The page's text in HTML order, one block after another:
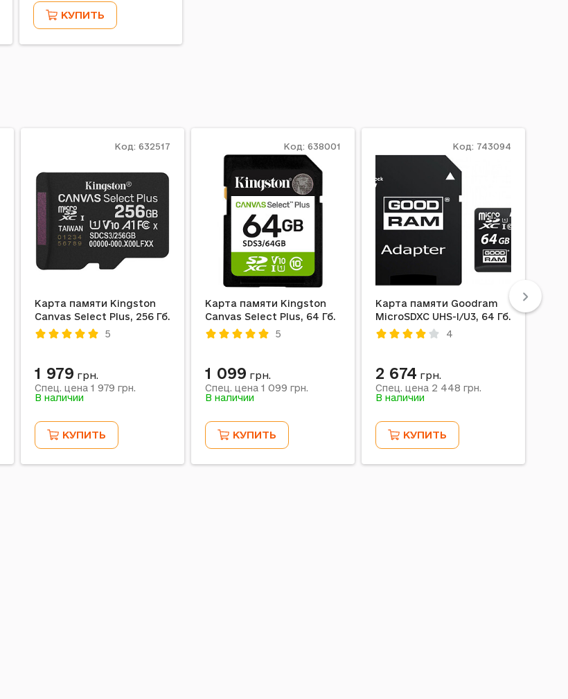
КУПИТЬ
Карта памяти Kingston
Canvas Select Plus, 256 Гб.
5
Код: 632517
1 979 грн.
Спец. цена 1 979 грн.
В наличии
КУПИТЬ
Карта памяти Kingston
Canvas Select Plus, 64 Гб.
5
Код: 638001
1 099 грн.
Спец. цена 1 099 грн.
В наличии
КУПИТЬ
Карта памяти Goodram
MicroSDXC UHS-I/U3, 64 Гб.
4
Код: 743094
2 674 грн.
Спец. цена 2 448 грн.
В наличии
КУПИТЬ